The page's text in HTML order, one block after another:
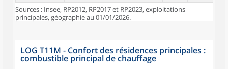
Sources : Insee, RP2012, RP2017 et RP2023, exploitations
principales, géographie au 01/01/2026.
LOG T11M - Confort des résidences principales :
combustible principal de chauffage